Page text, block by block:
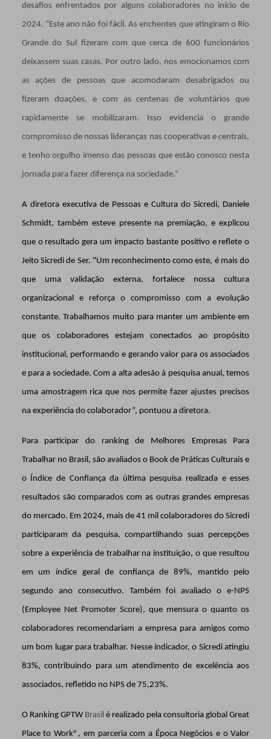
desafios enfrentados por alguns colaboradores no início de
2024. “Este ano não foi fácil. As enchentes que atingiram o Rio
Grande do Sul fizeram com que cerca de 600 funcionários
deixassem suas casas. Por outro lado, nos emocionamos com
as ações de pessoas que acomodaram desabrigados ou
fizeram doações, e com as centenas de voluntários que
rapidamente se mobilizaram. Isso evidencia o grande
compromisso de nossas lideranças nas cooperativas e centrais,
e tenho orgulho imenso das pessoas que estão conosco nesta
jornada para fazer diferença na sociedade.”
A diretora executiva de Pessoas e Cultura do Sicredi, Daniele
Schmidt, também esteve presente na premiação, e explicou
que o resultado gera um impacto bastante positivo e reflete o
Jeito Sicredi de Ser. "Um reconhecimento como este, é mais do
que uma validação externa, fortalece nossa cultura
organizacional e reforça o compromisso com a evolução
constante. Trabalhamos muito para manter um ambiente em
que os colaboradores estejam conectados ao propósito
institucional, performando e gerando valor para os associados
e para a sociedade. Com a alta adesão à pesquisa anual, temos
uma amostragem rica que nos permite fazer ajustes precisos
na experiência do colaborador”, pontuou a diretora.
Para participar do ranking de Melhores Empresas Para
Trabalhar no Brasil, são avaliados o Book de Práticas Culturais e
o Índice de Confiança da última pesquisa realizada e esses
resultados são comparados com as outras grandes empresas
do mercado. Em 2024, mais de 41 mil colaboradores do Sicredi
participaram da pesquisa, compartilhando suas percepções
sobre a experiência de trabalhar na instituição, o que resultou
em um índice geral de confiança de 89%, mantido pelo
segundo ano consecutivo. Também foi avaliado o e-NPS
(Employee Net Promoter Score), que mensura o quanto os
colaboradores recomendariam a empresa para amigos como
um bom lugar para trabalhar. Nesse indicador, o Sicredi atingiu
83%, contribuindo para um atendimento de excelência aos
associados, refletido no NPS de 75,23%.
O Ranking GPTW Brasil é realizado pela consultoria global Great
Place to Work® , em parceria com a Época Negócios e o Valor